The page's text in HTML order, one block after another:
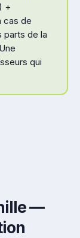
+
cas de
parts de la
qui
—